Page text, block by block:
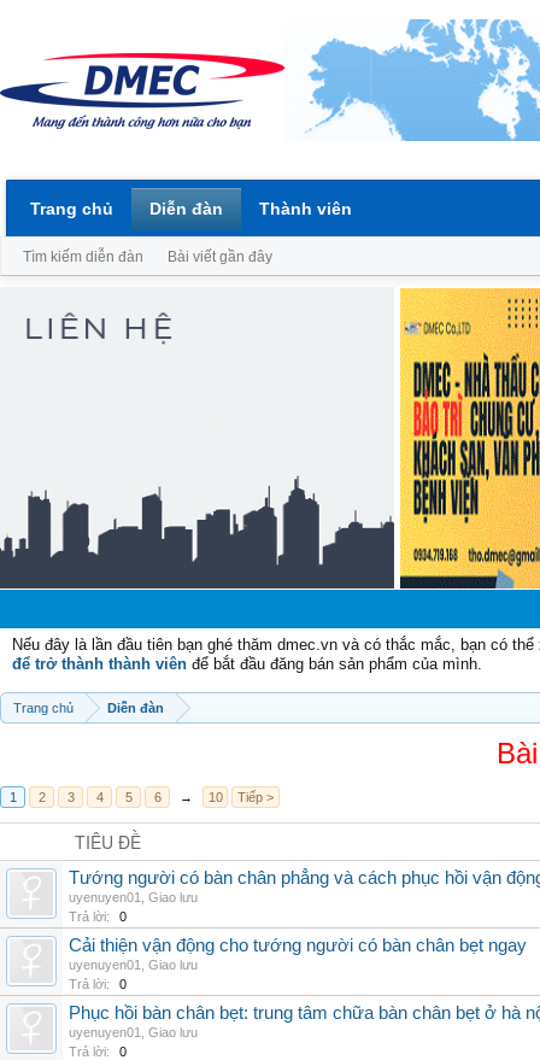
Nếu đây là lần đầu tiên bạn ghé thăm dmec.vn và có thắc mắc, bạn có
để trở thành thành viên để bắt đầu đăng bán sản phẩm của mình.
Trang chủ Diễn đàn
1 2 3 4 5 6 → 10 Tiếp >
TIÊU ĐỀ
Tướng người có bàn chân phẳng và cách phục hồi vận
uyenuyen01
Giao lưu
Trả lời:
0
Cải thiện vận động cho tướng người có bàn chân bẹt ngay
uyenuyen01
Giao lưu
Trả lời:
0
Phục hồi bàn chân bẹt: trung tâm chữa bàn chân bẹt ở hà
uyenuyen01
Giao lưu
Trả lời:
0
Trang chủ Diễn đàn
Tìm kiếm diễn đàn Bài viết gần đây
Thành viên